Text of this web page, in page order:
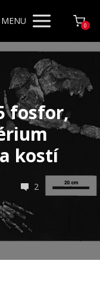
MENU 0
fosfor,
kostí
2